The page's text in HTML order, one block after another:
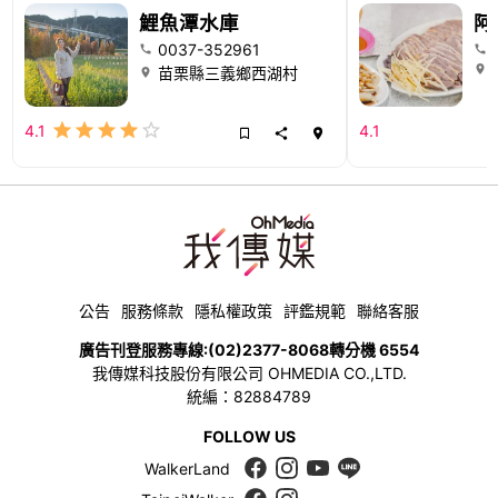
鯉魚潭水庫
0037-352961
苗栗縣三義鄉西湖村
4.1
4.1
公告 服務條款 隱私權政策 評鑑規範 聯絡客服
廣告刊登服務專線:(02)2377-8068轉分機 6554
我傳媒科技股份有限公司 OHMEDIA CO.,LTD.
統編：82884789
FOLLOW US
WalkerLand